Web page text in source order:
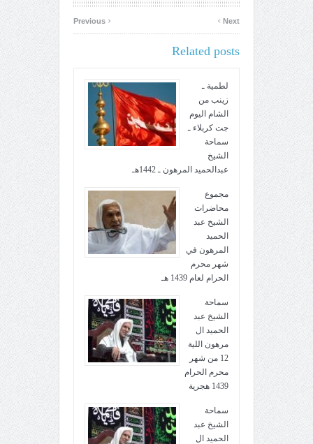
‹ Next
›
Related posts
لطمية ـ
زينب من
الشام اليوم
جت كربلاء ـ
سماحة
الشيخ
عبدالحميد المرهون ـ 1442هـ
مجموع
محاضرات
الشيخ عبد
الحميد
المرهون في
شهر محرم
الحرام لعام 1439 هـ
سماحة
الشيخ عبد
الحميد ال
مرهون اللية
12 من شهر
محرم الحرام
1439 هجرية
سماحة
الشيخ عبد
الحميد ال